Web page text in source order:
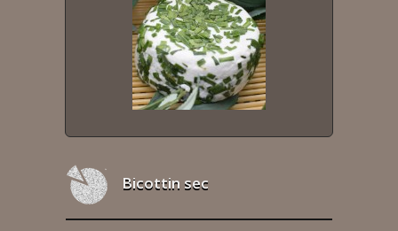
Bicottin sec